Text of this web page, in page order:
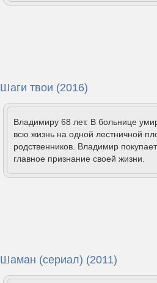
Шаги твои (2016)
Владимиру 68 лет. В больнице
всю жизнь на одной лестничной
родственников. Владимир
главное признание своей жизни.
Шаман (сериал) (2011)